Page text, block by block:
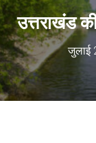
उत्तराखंड
जुलाई